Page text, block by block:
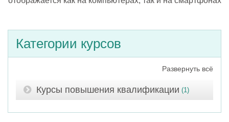
Категории курсов
Развернуть всё
Курсы повышения квалификации (1)